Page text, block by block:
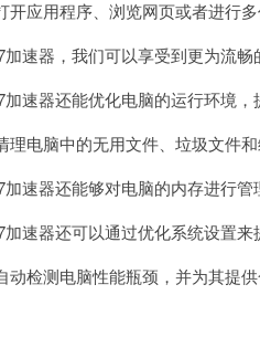
应用程序、浏览网页或者进行多
器，我们可以享受到更为流畅
器还能优化电脑的运行环境，
电脑中的无用文件、垃圾文件和
器还能够对电脑的内存进行管
器还可以通过优化系统设置来
检测电脑性能瓶颈，并为其提供